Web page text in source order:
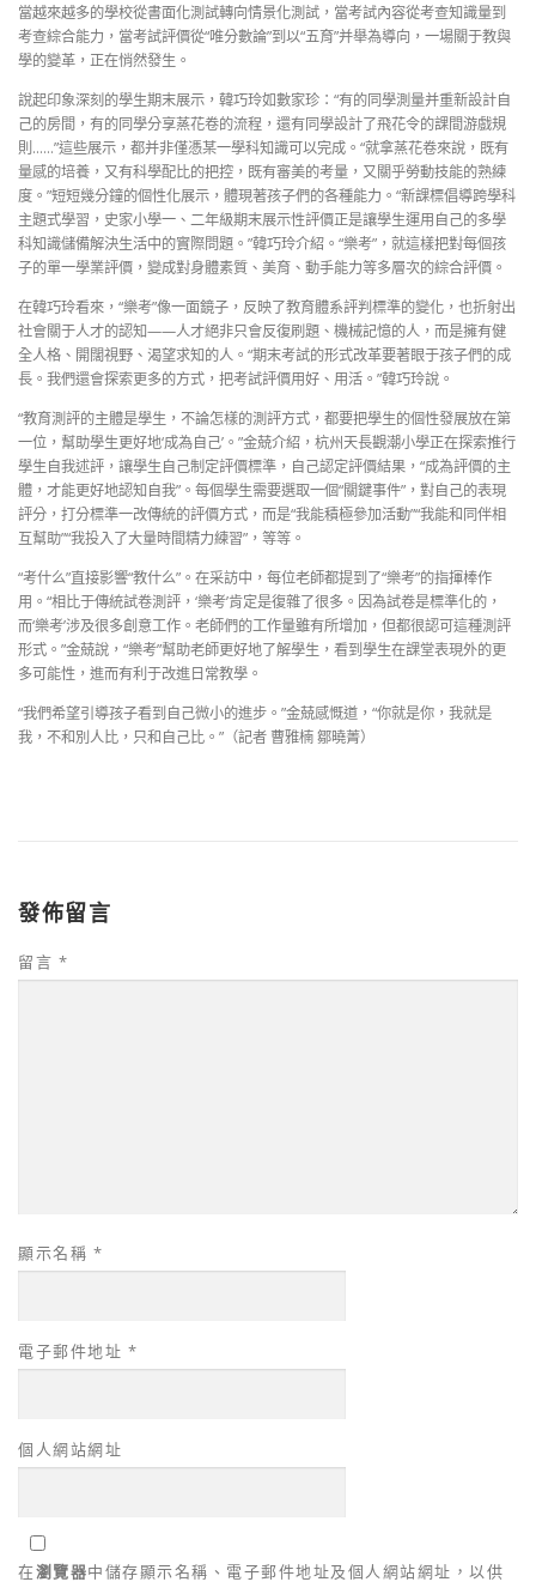
當越來越多的學校從書面化測試轉向情景化測試，當考試內容從考查知識量到
考查綜合能力，當考試評價從“唯分數論”到以“五育”并舉為導向，一場關于教與
學的變革，正在悄然發生。
說起印象深刻的學生期末展示，韓巧玲如數家珍：“有的同學測量并重新設計自
己的房間，有的同學分享蒸花卷的流程，還有同學設計了飛花令的課間游戲規
則……”這些展示，都并非僅憑某一學科知識可以完成。“就拿蒸花卷來說，既有
量感的培養，又有科學配比的把控，既有審美的考量，又關乎勞動技能的熟練
度。”短短幾分鐘的個性化展示，體現著孩子們的各種能力。“新課標倡導跨學科
主題式學習，史家小學一、二年級期末展示性評價正是讓學生運用自己的多學
科知識儲備解決生活中的實際問題。”韓巧玲介紹。“樂考”，就這樣把對每個孩
子的單一學業評價，變成對身體素質、美育、動手能力等多層次的綜合評價。
在韓巧玲看來，“樂考”像一面鏡子，反映了教育體系評判標準的變化，也折射出
社會關于人才的認知——人才絕非只會反復刷題、機械記憶的人，而是擁有健
全人格、開闊視野、渴望求知的人。“期末考試的形式改革要著眼于孩子們的成
長。我們還會探索更多的方式，把考試評價用好、用活。”韓巧玲說。
“教育測評的主體是學生，不論怎樣的測評方式，都要把學生的個性發展放在第
一位，幫助學生更好地‘成為自己’。”金兢介紹，杭州天長觀潮小學正在探索推行
學生自我述評，讓學生自己制定評價標準，自己認定評價結果，“成為評價的主
體，才能更好地認知自我”。每個學生需要選取一個“關鍵事件”，對自己的表現
評分，打分標準一改傳統的評價方式，而是“我能積極參加活動”“我能和同伴相
互幫助”“我投入了大量時間精力練習”，等等。
“考什么”直接影響“教什么”。在采訪中，每位老師都提到了“樂考”的指揮棒作
用。“相比于傳統試卷測評，‘樂考’肯定是復雜了很多。因為試卷是標準化的，
而‘樂考’涉及很多創意工作。老師們的工作量雖有所增加，但都很認可這種測評
形式。”金兢說，“樂考”幫助老師更好地了解學生，看到學生在課堂表現外的更
多可能性，進而有利于改進日常教學。
“我們希望引導孩子看到自己微小的進步。”金兢感慨道，“你就是你，我就是
我，不和別人比，只和自己比。”（記者 曹雅楠 鄒曉菁）
發佈留言
留言 *
顯示名稱 *
電子郵件地址 *
個人網站網址
在瀏覽器中儲存顯示名稱、電子郵件地址及個人網站網址，以供